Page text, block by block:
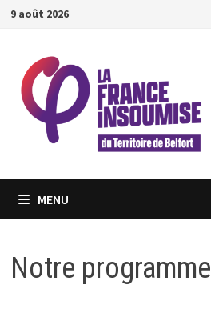
9 août 2026
MENU
Notre programme